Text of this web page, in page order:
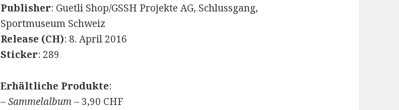
Publisher: Guetli Shop/GSSH Projekte AG, Schlussgang,
Sportmuseum Schweiz
Release (CH): 8. April 2016
Sticker: 289
Erhältliche Produkte:
–Sammelalbum– 3,90 CHF